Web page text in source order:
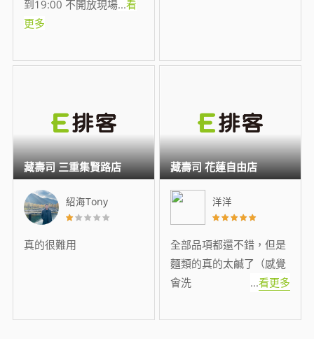
到19:00 不開放現場...看
更多
紹海Tony
真的很難用
藏壽司 三重集賢路店
洋洋
全部品項都還不錯，但是
麵類的真的太鹹了（感覺
會洗
...看更多
藏壽司 花蓮自由店